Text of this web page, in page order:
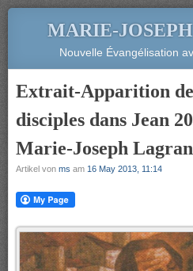
MARIE-
Nouvelle Évangélisation
Extrait-Apparition de
disciples dans Jean
Marie-Joseph
Artikel von ms am 16 May 2013, 11:14